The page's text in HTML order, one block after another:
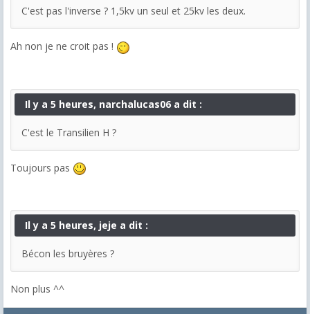
C'est pas l'inverse ? 1,5kv un seul et 25kv les deux.
Ah non je ne croit pas !
Il y a 5 heures, narchalucas06 a dit :
C'est le Transilien H ?
Toujours pas
Il y a 5 heures, jeje a dit :
Bécon les bruyères ?
Non plus ^^